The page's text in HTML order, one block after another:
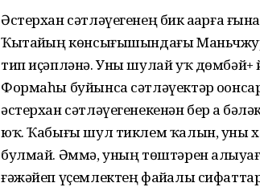
Әстерхан сәтләүегенең бик аҙҙарға
Ҡытайҙың көнсығышындағы
тип иҫәпләнә. Уны шулай уҡ дөмбәй+
Формаһы буйынса сәтләүектәр
әстерхан сәтләүегенекенән бер аҙ
юҡ. Ҡабығы шул тиклем ҡалын, уны
булмай. Әммә, уның төштәрен
ғәжәйеп үҫемлектең файҙалы